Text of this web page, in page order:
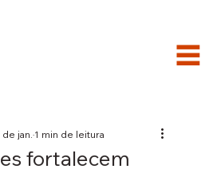
fortalecem
de jan.1 min de leitura